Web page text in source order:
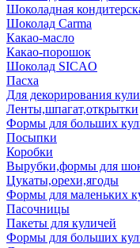
Шоколадная
Шоколад Carma
Какао-масло
Какао-порошок
Шоколад SICAO
Пасха
Для декорирования
Ленты,шпагат,открытки
Формы для больших
Посыпки
Коробки
Вырубки,формы для
Цукаты,орехи,ягоды
Формы для маленьких
Пасочницы
Пакеты для куличей
Формы для больших